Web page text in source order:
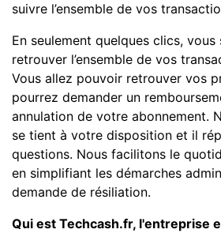
suivre l’ensemble de vos
En seulement quelques clics, vous
retrouver l’ensemble de vos
Vous allez pouvoir retrouver vos
pourrez demander un
annulation de votre abonnement.
se tient à votre disposition et il
questions. Nous facilitons le
en simplifiant les démarches
demande de résiliation.
Qui est Techcash.fr, l'entreprise